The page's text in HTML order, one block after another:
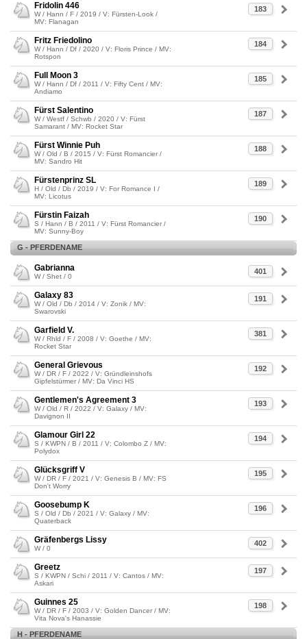
183
Fridolin 446
W / Hann / F / 2019 / V: Fürsten-Look /
MV: Flanagan
184
Fritz Friedolino
W / Hann / Df / 2020 / V: Floris Prince / MV:
Rotspon
185
Full Moon 3
W / Hann / Df / 2011 / V: Fifty Cent / MV:
Andiamo
187
Fürst Salentino
W / Westf / Schwb / 2020 / V: Fürst
Samarant / MV: Rocket Star
188
Fürst Winnie Puh
W / Old / B / 2015 / V: Fürst Romancier /
MV: Sandro Hit
189
Fürstenprinz SL
H / Old / Db / 2019 / V: For Romance I /
MV: Licotus
190
Fürstin Faizah
S / Hann / B / 2011 / V: Fürst Romancier /
MV: Sunny-Boy
G - PFERDENAME
401
Gabrianna
W / Shet / 0
191
Galaxy 83
W / Old / Db / 2014 / V: Zonik / MV:
Swarovski
381
Garfield V.
W / Rhld / F / 2008 / V: Goethe / MV:
Rocket Star
192
General Grievous
W / DR / F / 2022 / V: Gründleinshofs
Gipfelstürmer / MV: Da Vinci HS
193
Gentlemen's Agreement 3
W / Old / R / 2022 / V: Galaxy / MV:
Davignon II
194
Glamour Girl 22
S / KWPN / B / 2011 / V: Colombo Z / MV:
Polydox
195
Glücksgriff V
W / DR / F / 2021 / V: Genesis B / MV: FS
Don't Worry
196
Goosebump K
S / Old / Db / 2021 / V: Galaxy / MV:
Quaterback
402
Gräfenbergs Lissy
W / 0
197
Greetz
S / KWPN / Schi / 2011 / V: Cantos / MV:
Askari
198
Guinnes 25
W / DR / F / 2003 / V: Golden Dancer / MV:
Vita Nova's Hanassie
H - PFERDENAME